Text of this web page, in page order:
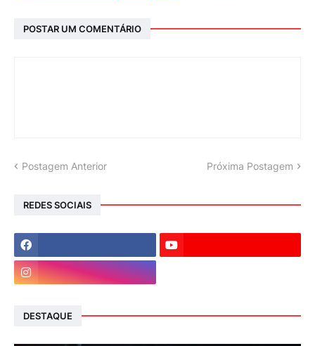
POSTAR UM COMENTÁRIO
Postagem Anterior Próxima Postagem
REDES SOCIAIS
DESTAQUE